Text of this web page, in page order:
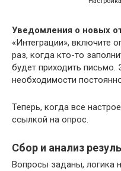
Уведомления о новых
«Интеграции», включите
раз, когда кто-то
будет приходить письмо.
необходимости
Теперь, когда все
ссылкой на опрос.
Сбор и анализ
Вопросы заданы, логика